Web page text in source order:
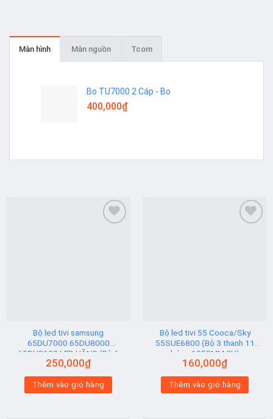
Màn hình Màn nguồn Tcom
Bo TU7000 2 Cáp - Bo
400,000₫
Bộ led tivi samsung
65DU7000 65DU8000
65DU8100 LED HÃNG (Bộ 6
Thanh AB)
250,000₫
Thêm vào giỏ hàng
Bộ led tivi 55 Cooca/Sky
55SUE6800 (Bộ 3 thanh 11
bóng 1058MM 3V)
160,000₫
Thêm vào giỏ hàng